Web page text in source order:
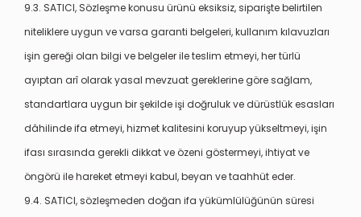
9.3. SATICI, Sözleşme konusu ürünü eksiksiz, siparişte belirtilen
niteliklere uygun ve varsa garanti belgeleri, kullanım kılavuzları
işin gereği olan bilgi ve belgeler ile teslim etmeyi, her türlü
ayıptan arî olarak yasal mevzuat gereklerine göre sağlam,
standartlara uygun bir şekilde işi doğruluk ve dürüstlük esasları
dâhilinde ifa etmeyi, hizmet kalitesini koruyup yükseltmeyi, işin
ifası sırasında gerekli dikkat ve özeni göstermeyi, ihtiyat ve
öngörü ile hareket etmeyi kabul, beyan ve taahhüt eder.
9.4. SATICI, sözleşmeden doğan ifa yükümlülüğünün süresi